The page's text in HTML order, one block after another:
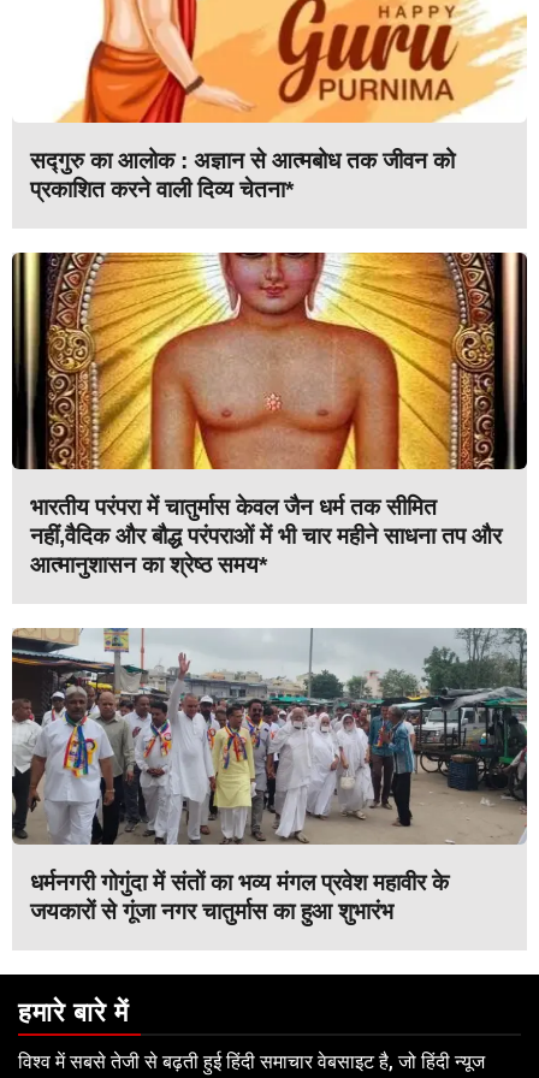
सद्गुरु का आलोक : अज्ञान से आत्मबोध तक जीवन को
प्रकाशित करने वाली दिव्य चेतना*
भारतीय परंपरा में चातुर्मास केवल जैन धर्म तक सीमित
नहीं,वैदिक और बौद्ध परंपराओं में भी चार महीने साधना तप और
आत्मानुशासन का श्रेष्ठ समय*
धर्मनगरी गोगुंदा में संतों का भव्य मंगल प्रवेश महावीर के
जयकारों से गूंजा नगर चातुर्मास का हुआ शुभारंभ
हमारे बारे में
विश्व में सबसे तेजी से बढ़ती हुई हिंदी समाचार वेबसाइट है, जो हिंदी न्यूज